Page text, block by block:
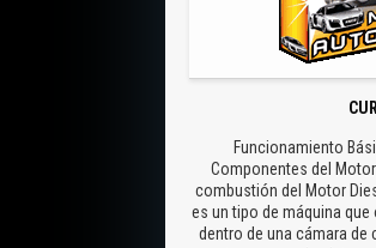
Funcionamiento
Componentes del
combustión del Motor
es un tipo de máquina
dentro de una cámara